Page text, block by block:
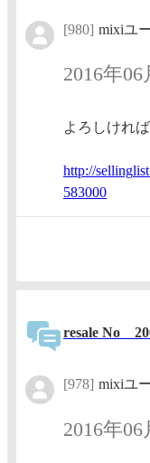
[980] mixiユ
2016年06
よろしけれ
http://selling
583000
resale No
[978] mixiユ
2016年06